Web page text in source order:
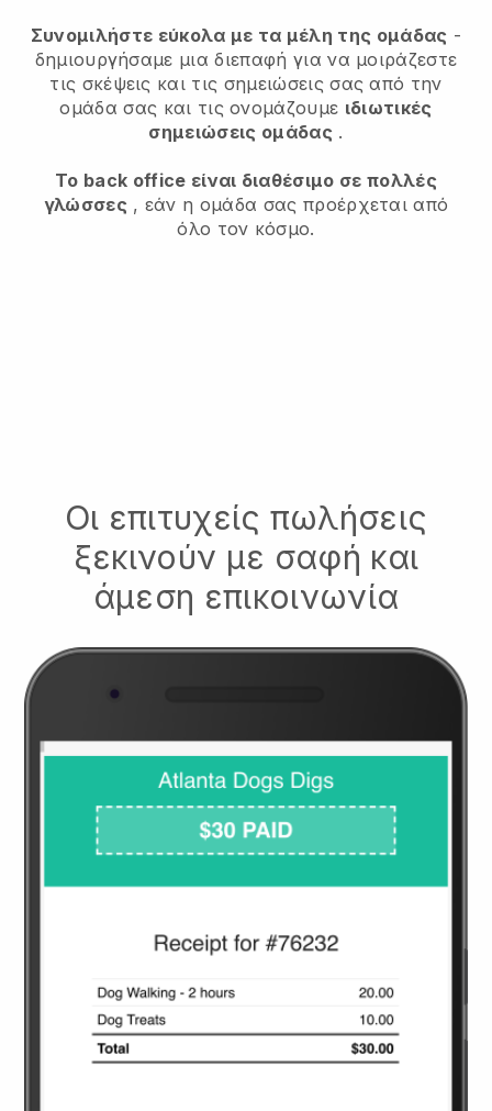
Συνομιλήστε εύκολα με τα μέλη της ομάδας -
δημιουργήσαμε μια διεπαφή για να μοιράζεστε
τις σκέψεις και τις σημειώσεις σας από την
ομάδα σας και τις ονομάζουμε ιδιωτικές
σημειώσεις ομάδας .
Το back office είναι διαθέσιμο σε πολλές
γλώσσες , εάν η ομάδα σας προέρχεται από
όλο τον κόσμο.
Οι επιτυχείς πωλήσεις
ξεκινούν με σαφή και
άμεση επικοινωνία